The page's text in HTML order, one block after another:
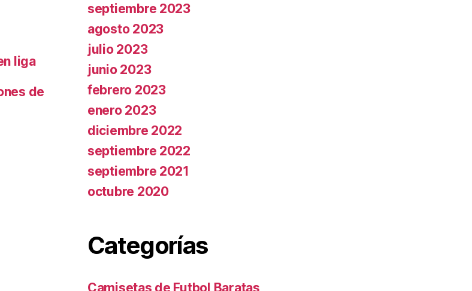
liga
de
septiembre 2023
agosto 2023
julio 2023
junio 2023
febrero 2023
enero 2023
diciembre 2022
septiembre 2022
septiembre 2021
octubre 2020
Categorías
Camisetas de Futbol Baratas